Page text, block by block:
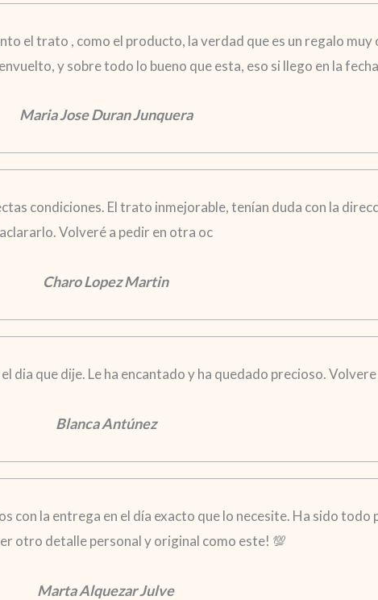
el trato , como el producto, la verdad que es un regalo
y sobre todo lo bueno que esta, eso si llego en la
Maria Jose Duran Junquera
condiciones. El trato inmejorable, tenían duda con la
aclararlo. Volveré a pedir en otra oc
Charo Lopez Martin
dia que dije. Le ha encantado y ha quedado precioso.
Blanca Antúnez
con la entrega en el día exacto que lo necesite. Ha sido
otro detalle personal y original como este! 💯
Marta Alquezar Julve